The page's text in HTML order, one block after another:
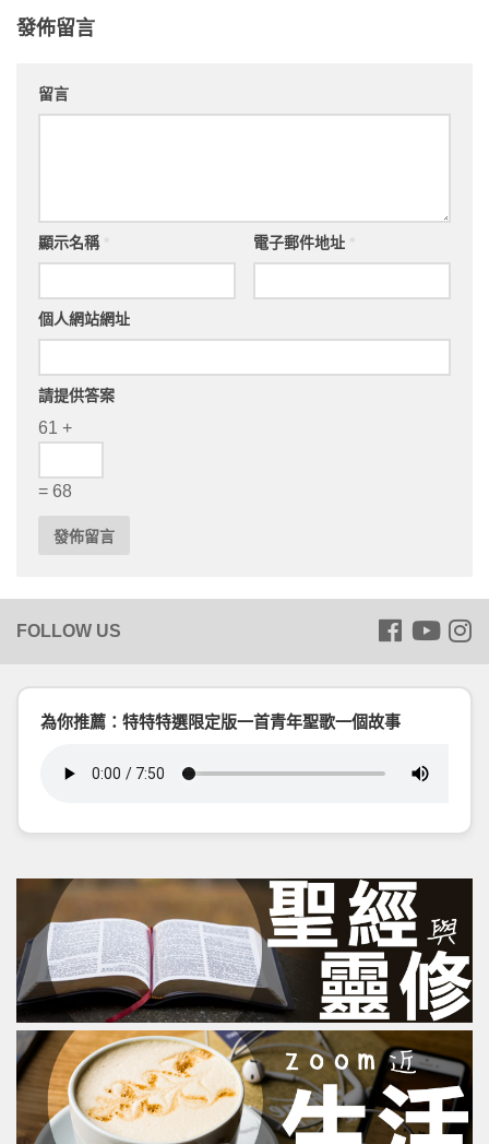
發佈留言
留言
顯示名稱 電子郵件地址
個人網站網址
請提供答案
61 +
= 68
為你推薦：特特特選限定版一首青年聖歌一個故事